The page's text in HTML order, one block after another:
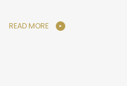
READ MORE